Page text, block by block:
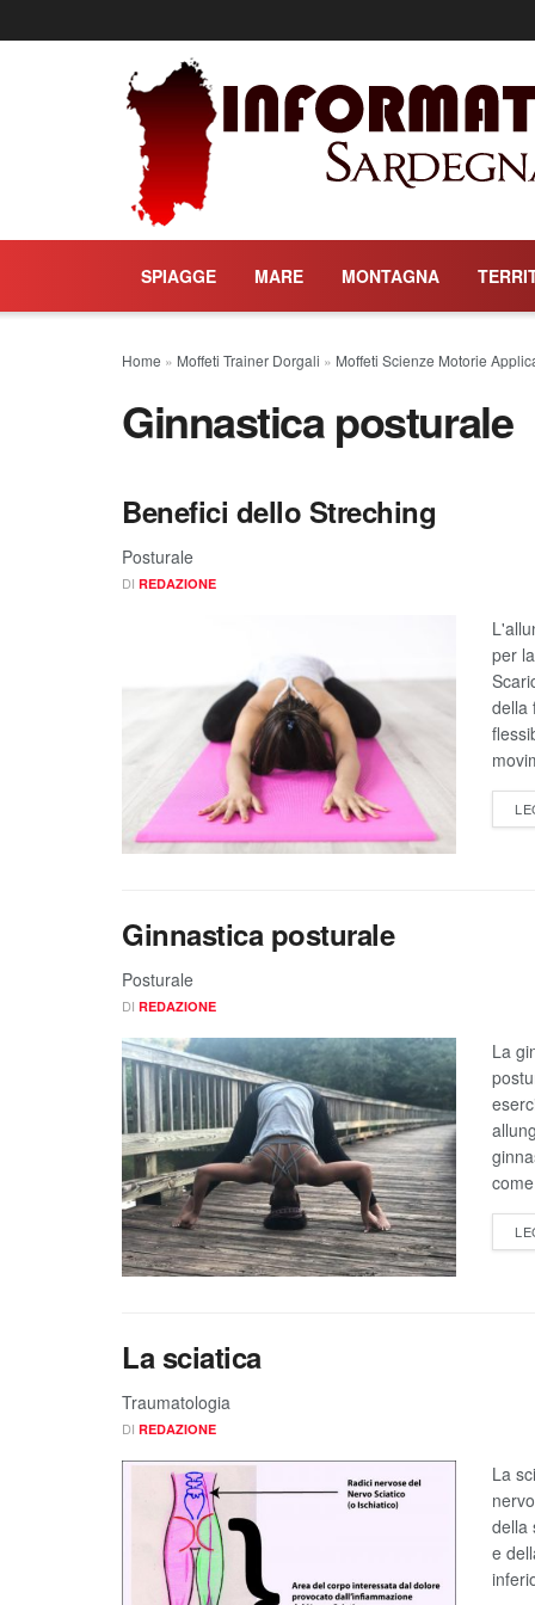
SPIAGGE MARE MONTAGNA
Home » Moffeti Trainer Dorgali » Moffeti Scienze Motorie
Ginnastica posturale
Benefici dello Streching
Posturale
DI REDAZIONE
per
della
Ginnastica posturale
Posturale
DI REDAZIONE
La
La sciatica
Traumatologia
DI REDAZIONE
La
della
e